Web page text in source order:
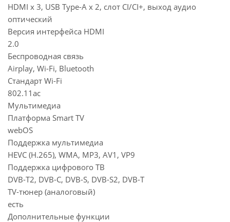
HDMI x 3, USB Type-A x 2, слот CI/CI+, выход аудио
оптический
Версия интерфейса HDMI
2.0
Беспроводная связь
Airplay, Wi-Fi, Bluetooth
Стандарт Wi-Fi
802.11ac
Мультимедиа
Платформа Smart TV
webOS
Поддержка мультимедиа
HEVC (H.265), WMA, MP3, AV1, VP9
Поддержка цифрового ТВ
DVB-T2, DVB-C, DVB-S, DVB-S2, DVB-T
TV-тюнер (аналоговый)
есть
Дополнительные функции